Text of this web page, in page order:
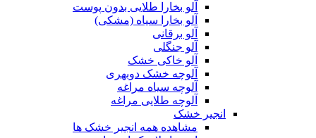
آلو بخارا طلایی بدون پوست
آلو بخارا سیاه (مشکی)
آلو برقانی
آلو جنگلی
آلو خاکی خشک
آلوچه خشک دوبهری
آلوچه سیاه مراغه
آلوچه طلایی مراغه
انجیر خشک
مشاهده همه انجیر خشک ها